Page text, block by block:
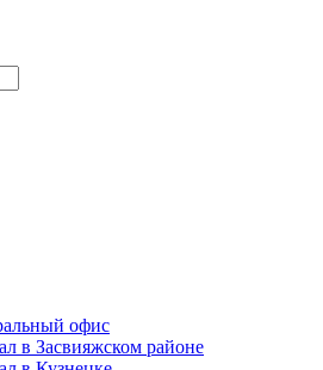
офис
в Засвияжском районе